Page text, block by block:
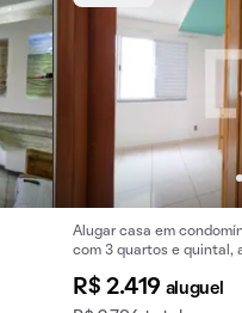
Alugar casa em
com 3 quartos e quintal,
R$ 2.419 aluguel